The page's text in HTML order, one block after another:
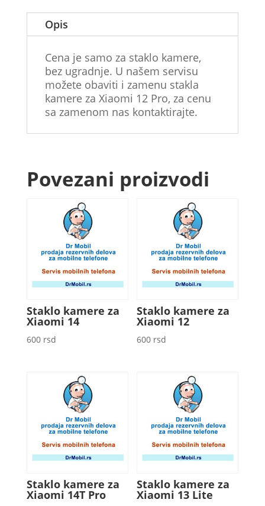
Opis
Cena je samo za staklo kamere,
bez ugradnje. U našem servisu
možete obaviti i zamenu stakla
kamere za Xiaomi 12 Pro, za cenu
sa zamenom nas kontaktirajte.
Povezani proizvodi
Staklo kamere za
Xiaomi 14
600 rsd
Staklo kamere za
Xiaomi 12
600 rsd
Staklo kamere za
Xiaomi 14T Pro
Staklo kamere za
Xiaomi 13 Lite